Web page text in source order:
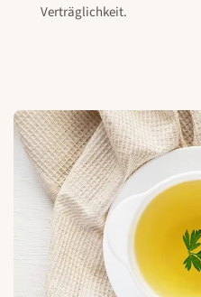
Verträglichkeit.